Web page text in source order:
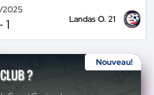
2025
1 Landas O. 21
Nouveau!
?